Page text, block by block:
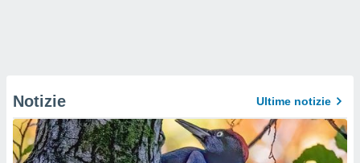
Notizie Ultime notizie